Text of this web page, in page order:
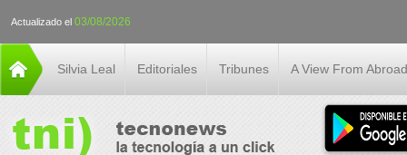
Actualizado el 03/08/2026
Silvia Leal Editoriales Tribunes A View From Abroad